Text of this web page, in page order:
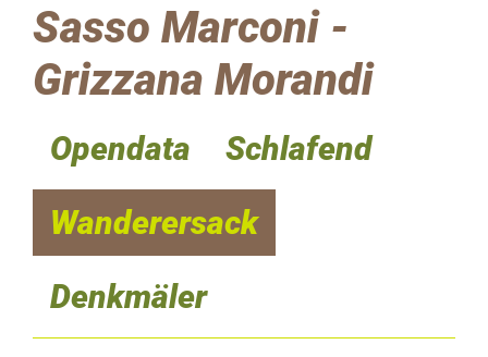
Sasso Marconi -
Grizzana Morandi
Opendata
Schlafend
Wanderersack
Denkmäler